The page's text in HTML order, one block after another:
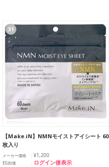
31
【Make.iN】NMNモイストアイシート 60
枚入り
メーカー価格 ¥1,200
EG卸価 ログイン後表示